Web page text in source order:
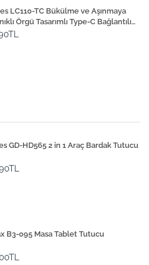
LC110-TC Bükülme ve Aşınmaya
Örgü Tasarımlı Type-C Bağlantılı
Kablosu 30cm
GD-HD565 2 in 1 Araç Bardak Tutucu
B3-095 Masa Tablet Tutucu